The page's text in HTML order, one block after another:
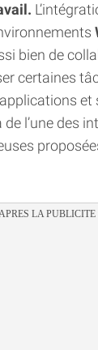
bien de
certaines
et
l’une des